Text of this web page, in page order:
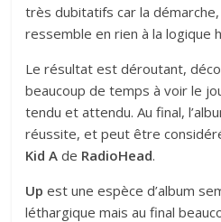
très dubitatifs car la démarche,
ressemble en rien à la logique
Le résultat est déroutant,
beaucoup de temps à voir le
tendu et attendu. Au final,
réussite, et peut être
Kid A de RadioHead.
Up est une espèce d’album
léthargique mais au final